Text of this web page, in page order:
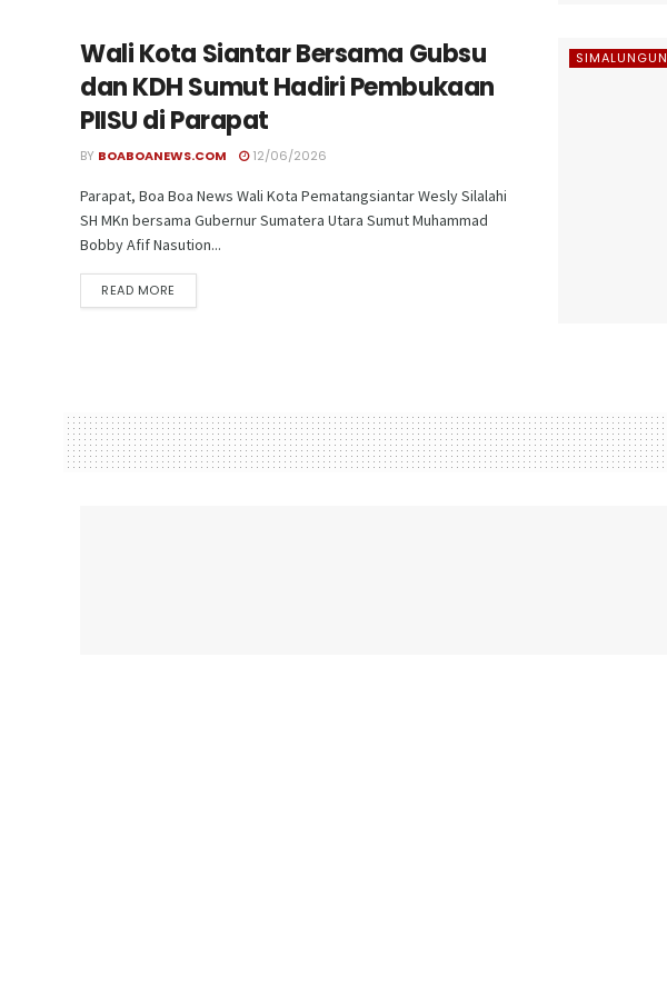
SIMALUNGUN
Wali Kota Siantar Bersama Gubsu
dan KDH Sumut Hadiri Pembukaan
PIISU di Parapat
BY BOABOANEWS.COM 12/06/2026
Parapat, Boa Boa News Wali Kota Pematangsiantar Wesly Silalahi
SH MKn bersama Gubernur Sumatera Utara Sumut Muhammad
Bobby Afif Nasution...
READ MORE